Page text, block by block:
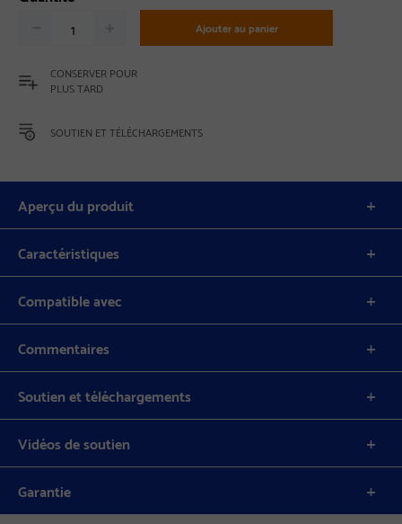
Ajouter au panier
CONSERVER POUR
PLUS TARD
SOUTIEN ET TÉLÉCHARGEMENTS
Aperçu du produit
Caractéristiques
Compatible avec
Commentaires
Soutien et téléchargements
Vidéos de soutien
Garantie